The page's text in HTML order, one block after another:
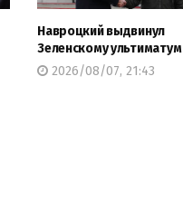
Навроцкий выдвинул
Зеленскому ультиматум
2026/08/07, 21:43